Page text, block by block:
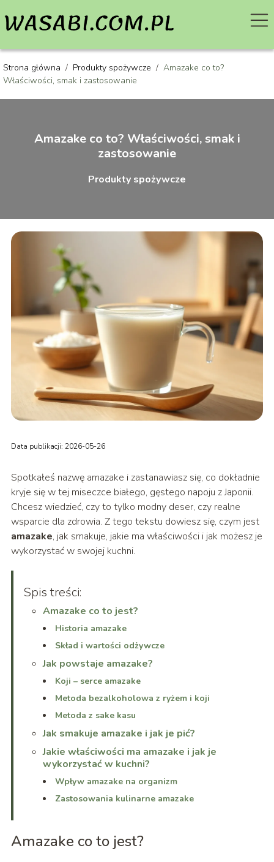
Strona główna / Produkty spożywcze / Amazake co to?
Właściwości, smak i zastosowanie
Amazake co to? Właściwości, smak i
zastosowanie
Produkty spożywcze
Data publikacji: 2026-05-26
Spotkałeś nazwę amazake i zastanawiasz się, co dokładnie
kryje się w tej miseczce białego, gęstego napoju z Japonii.
Chcesz wiedzieć, czy to tylko modny deser, czy realne
wsparcie dla zdrowia. Z tego tekstu dowiesz się, czym jest
amazake, jak smakuje, jakie ma właściwości i jak możesz je
wykorzystać w swojej kuchni.
Spis treści:
Amazake co to jest?
Historia amazake
Skład i wartości odżywcze
Jak powstaje amazake?
Koji – serce amazake
Metoda bezalkoholowa z ryżem i koji
Metoda z sake kasu
Jak smakuje amazake i jak je pić?
Jakie właściwości ma amazake i jak je
wykorzystać w kuchni?
Wpływ amazake na organizm
Zastosowania kulinarne amazake
Amazake co to jest?